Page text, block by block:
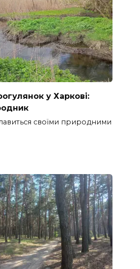
у Харкові:
своїми природними